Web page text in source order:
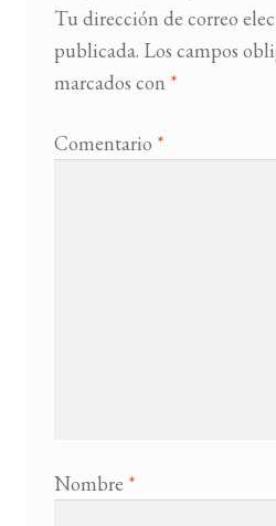
Tu dirección de correo
publicada. Los campos
marcados con *
Comentario *
Nombre *